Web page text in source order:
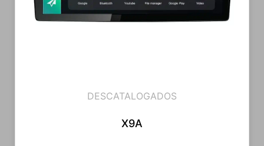
DESCATALOGADOS
X9A